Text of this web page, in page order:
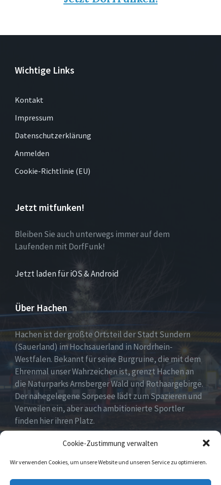
Cookie-Zustimmung verwalten
Wir verwenden Cookies, um unsere Website und unseren Service zu optimieren.
Wichtige Links
Kontakt
Impressum
Datenschutzerklärung
Anmelden
Cookie-Richtlinie (EU)
Jetzt mitfunken!
Bleiben Sie auch unterwegs immer auf dem
Laufenden mit DorfFunk!
Jetzt laden für iOS & Android
Über Hachen
Hachen ist der größte Ortsteil der Stadt Sundern
(Sauerland) im Hochsauerland in Nordrhein-
Westfalen. Bekannt für seine Burgruine, die mit dem
Ehrenmal unser Wahrzeichen ist, grenzt Hachen an
die Naturparks Arnsberger Wald und Rothaargebirge.
Der nahegelegene Sorpesee lädt zum Spazieren und
Verweilen ein, aber auch ambitionierte Sportler
finden hier ihren Platz.